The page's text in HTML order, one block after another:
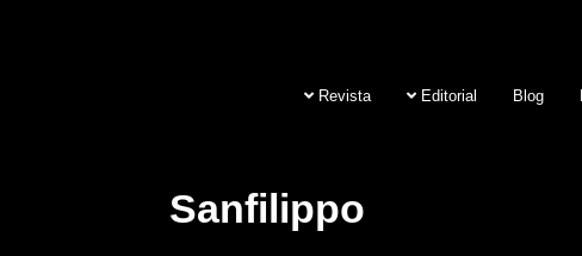
Revista Editorial Blog
Sanfilippo